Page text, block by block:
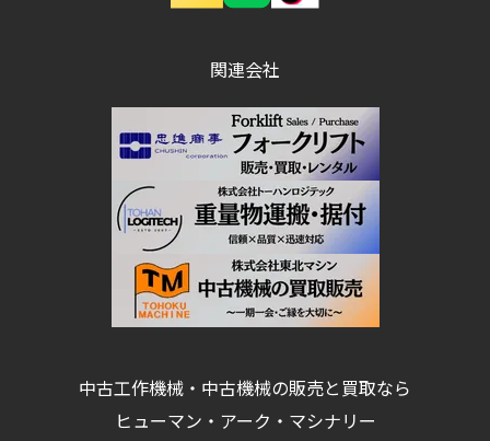
関連会社
中古工作機械・中古機械の販売と買取なら
ヒューマン・アーク・マシナリー